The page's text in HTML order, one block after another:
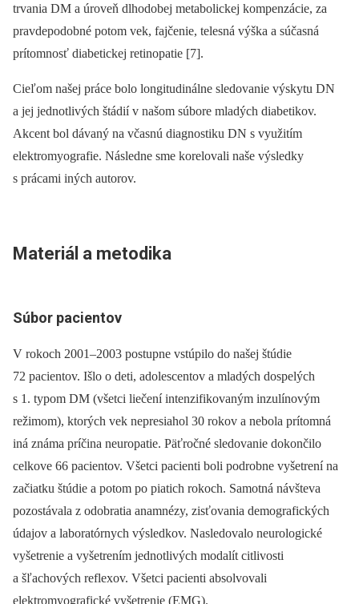
trvania DM a úroveň dlhodobej metabolickej kompenzácie, za
pravdepodobné potom vek, fajčenie, telesná výška a súčasná
prítomnosť diabetickej retinopatie [7].
Cieľom našej práce bolo longitudinálne sledovanie výskytu DN
a jej jednotlivých štádií v našom súbore mladých diabetikov.
Akcent bol dávaný na včasnú diagnostiku DN s využitím
elektromyografie. Následne sme korelovali naše výsledky
s prácami iných autorov.
Materiál a metodika
Súbor pacientov
V rokoch 2001–2003 postupne vstúpilo do našej štúdie
72 pacientov. Išlo o deti, adolescentov a mladých dospelých
s 1. typom DM (všetci liečení intenzifikovaným inzulínovým
režimom), ktorých vek nepresiahol 30 rokov a nebola prítomná
iná známa príčina neuropatie. Päťročné sledovanie dokončilo
celkove 66 pacientov. Všetci pacienti boli podrobne vyšetrení na
začiatku štúdie a potom po piatich rokoch. Samotná návšteva
pozostávala z odobratia anamnézy, zisťovania demografických
údajov a laboratórnych výsledkov. Nasledovalo neurologické
vyšetrenie a vyšetrením jednotlivých modalít citlivosti
a šľachových reflexov. Všetci pacienti absolvovali
elektromyografické vyšetrenie (EMG).